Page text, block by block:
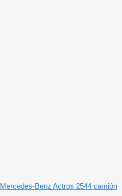
Mercedes-Benz Actros 2544 camión